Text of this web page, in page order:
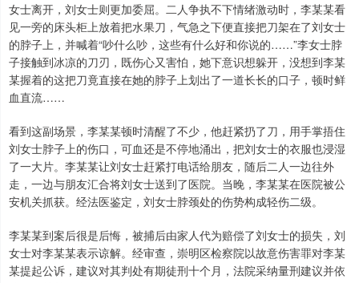
女士离开，刘女士则更加委屈。二人争执不下情绪激动时，李某某看
见一旁的床头柜上放着把水果刀，气急之下便直接把刀架在了刘女士
的脖子上，并喊着“吵什么吵，这些有什么好和你说的……”李女士脖
子接触到冰凉的刀刃，既伤心又害怕，她下意识想躲开，没想到李某
某握着的这把刀竟直接在她的脖子上划出了一道长长的口子，顿时鲜
血直流……
看到这副场景，李某某顿时清醒了不少，他赶紧扔了刀，用手掌捂住
刘女士脖子上的伤口，可血还是不停地涌出，把刘女士的衣服也浸湿
了一大片。李某某让刘女士赶紧打电话给朋友，随后二人一边往外
走，一边与朋友汇合将刘女士送到了医院。当晚，李某某在医院被公
安机关抓获。经法医鉴定，刘女士脖颈处的伤势构成轻伤二级。
李某某到案后很是后悔，被捕后由家人代为赔偿了刘女士的损失，刘
女士对李某某表示谅解。经审查，崇明区检察院以故意伤害罪对李某
某提起公诉，建议对其判处有期徒刑十个月，法院采纳量刑建议并依